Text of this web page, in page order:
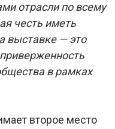
отрасли по всему
честь иметь
выставке — это
в рамках
второе место